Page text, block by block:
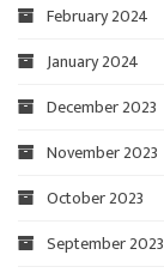
February 2024
January 2024
December 2023
November 2023
October 2023
September 2023